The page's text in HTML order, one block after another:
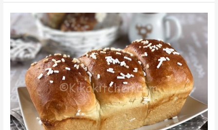
Pan
brioche
dolce
e
soffice.
Ricetta
facile